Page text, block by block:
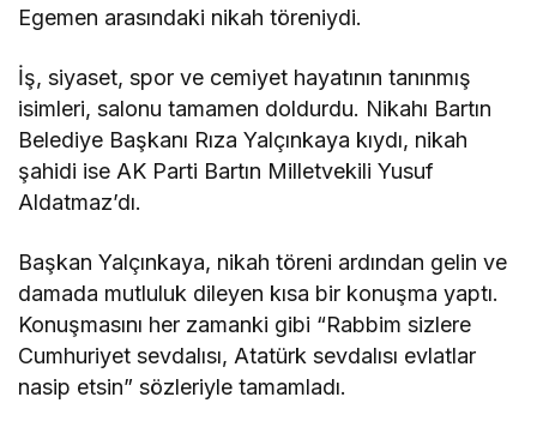
Egemen arasındaki nikah töreniydi.
İş, siyaset, spor ve cemiyet hayatının tanınmış
isimleri, salonu tamamen doldurdu. Nikahı Bartın
Belediye Başkanı Rıza Yalçınkaya kıydı, nikah
şahidi ise AK Parti Bartın Milletvekili Yusuf
Aldatmaz’dı.
Başkan Yalçınkaya, nikah töreni ardından gelin ve
damada mutluluk dileyen kısa bir konuşma yaptı.
Konuşmasını her zamanki gibi “Rabbim sizlere
Cumhuriyet sevdalısı, Atatürk sevdalısı evlatlar
nasip etsin” sözleriyle tamamladı.